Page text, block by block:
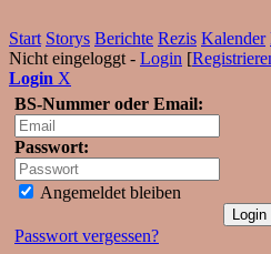
Start Storys Berichte Rezis Kalender
Nicht eingeloggt - Login [
Login X
BS-Nummer oder Email:
Passwort:
Angemeldet bleiben
Passwort vergessen?